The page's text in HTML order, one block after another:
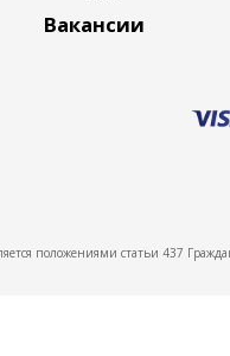
Вакансии
положениями статьи 437